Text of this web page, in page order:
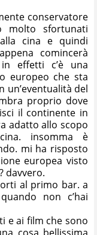
conservatore
molto sfortunati
cina e quindi
comincerà
effetti c’è una
europeo che sta
un’eventualità del
proprio dove
il continente in
adatto allo scopo
insomma è
mi ha risposto
europea visto
davvero.
al primo bar. a
non c’hai
e ai film che sono
cosa bellissima